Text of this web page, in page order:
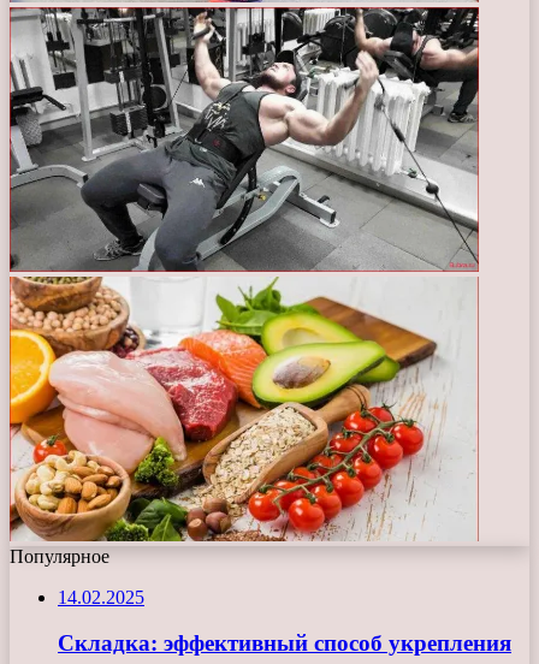
Популярное
14.02.2025
Складка: эффективный способ укрепления